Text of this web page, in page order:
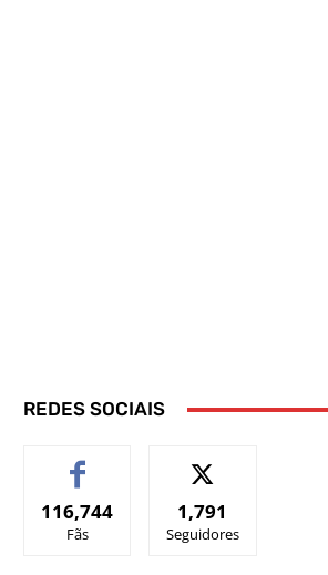
REDES SOCIAIS
116,744
Fãs
1,791
Seguidores